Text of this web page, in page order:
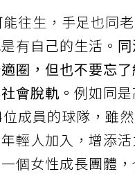
往生，手足也同
有自己的生活。
圈，但也不要忘
會脫軌。 例如同
成員的球隊，雖
輕人加入，增添活
個女性成長團體